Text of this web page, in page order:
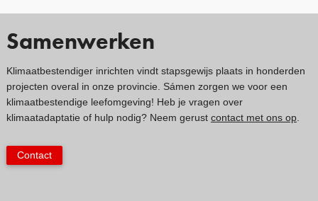
Samenwerken
Klimaatbestendiger inrichten vindt stapsgewijs plaats in honderden
projecten overal in onze provincie. Sámen zorgen we voor een
klimaatbestendige leefomgeving! Heb je vragen over
klimaatadaptatie of hulp nodig? Neem gerust contact met ons op.
Contact